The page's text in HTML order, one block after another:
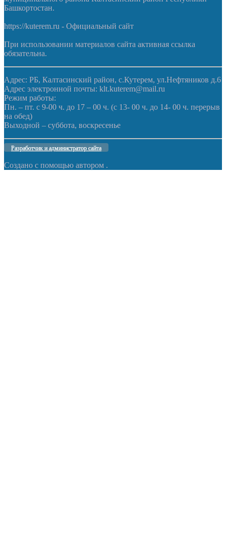
Башкортостан.
https://kuterem.ru - Официальный сайт
При использовании материалов сайта активная ссылка
обязательна.
Адрес: РБ, Калтасинский район, с.Кутерем, ул.Нефтяников д.6
Адрес электронной почты: klt.kuterem@mail.ru
Режим работы:
Пн. – пт. с 9-00 ч. до 17 – 00 ч. (с 13- 00 ч. до 14- 00 ч. перерыв
на обед)
Выходной – суббота, воскресенье
Разработчик и администратор сайта
Создано с помощью автором .